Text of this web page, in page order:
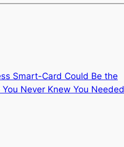
Smart-Card Could Be the
Never Knew You Needed